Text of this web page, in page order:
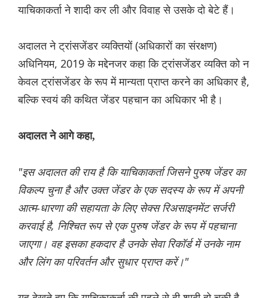
याचिकाकर्ता ने शादी कर ली और विवाह से उसके दो बेटे हैं।
अदालत ने ट्रांसजेंडर व्यक्तियों (अधिकारों का संरक्षण)
अधिनियम, 2019 के मद्देनजर कहा कि ट्रांसजेंडर व्यक्ति को न
केवल ट्रांसजेंडर के रूप में मान्यता प्राप्त करने का अधिकार है,
बल्कि स्वयं की कथित जेंडर पहचान का अधिकार भी है।
अदालत ने आगे कहा,
"इस अदालत की राय है कि याचिकाकर्ता जिसने पुरुष जेंडर का
विकल्प चुना है और उक्त जेंडर के एक सदस्य के रूप में अपनी
आत्म-धारणा की सहायता के लिए सेक्स रिअसाइनमेंट सर्जरी
करवाई है, निश्चित रूप से एक पुरुष जेंडर के रूप में पहचाना
जाएगा। वह इसका हकदार है उनके सेवा रिकॉर्ड में उनके नाम
और लिंग का परिवर्तन और सुधार प्राप्त करें।"